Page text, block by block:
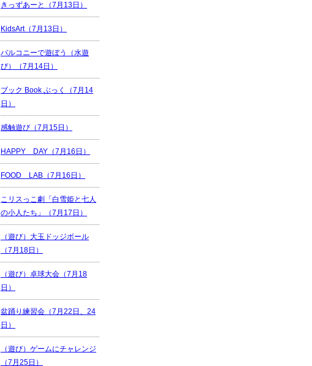
きっずあーと（7月13日）
KidsArt（7月13日）
バルコニーで遊ぼう（水遊
び）（7月14日）
ブック Book ぶっく（7月14
日）
感触遊び（7月15日）
HAPPY DAY（7月16日）
FOOD LAB（7月16日）
こリスっこ劇「白雪姫と七人
の小人たち」（7月17日）
（遊び）大玉ドッジボール
（7月18日）
（遊び）卓球大会（7月18
日）
盆踊り練習会（7月22日、24
日）
（遊び）ゲームにチャレンジ
（7月25日）